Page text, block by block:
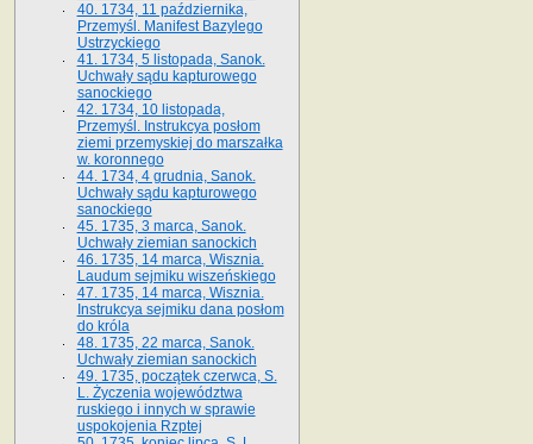
40. 1734, 11 października,
Przemyśl. Manifest Bazylego
Ustrzyckiego
41. 1734, 5 listopada, Sanok.
Uchwały sądu kapturowego
sanockiego
42. 1734, 10 listopada,
Przemyśl. Instrukcya posłom
ziemi przemyskiej do marszałka
w. koronnego
44. 1734, 4 grudnia, Sanok.
Uchwały sądu kapturowego
sanockiego
45. 1735, 3 marca, Sanok.
Uchwały ziemian sanockich
46. 1735, 14 marca, Wisznia.
Laudum sejmiku wiszeńskiego
47. 1735, 14 marca, Wisznia.
Instrukcya sejmiku dana posłom
do króla
48. 1735, 22 marca, Sanok.
Uchwały ziemian sanockich
49. 1735, początek czerwca, S.
L. Życzenia województwa
ruskiego i innych w sprawie
uspokojenia Rzptej